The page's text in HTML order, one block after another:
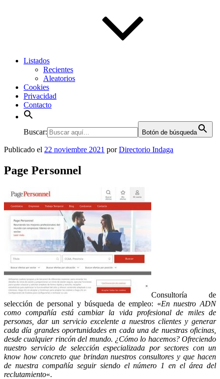
Listados
Recientes
Aleatorios
Cookies
Privacidad
Contacto
Buscar: Botón de búsqueda
Publicado el 22 noviembre 2021 porDirectorio Indaga
Page Personnel
Consultoría de
selección de personal y búsqueda de empleo: «En nuestro ADN
como compañía está cambiar la vida profesional de miles de
personas, dar un servicio excelente a nuestros clientes y generar
cada día grandes oportunidades en cada una de nuestras oficinas,
desde cualquier rincón del mundo. ¿Cómo lo hacemos? Ofreciendo
nuestro servicio de selección especializada por sectores con un
know how concreto que brindan nuestros consultores y que hacen
de nuestra compañía seguir siendo el número 1 en el área del
reclutamiento«.